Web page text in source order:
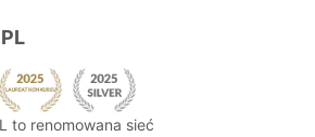
to renomowana sieć